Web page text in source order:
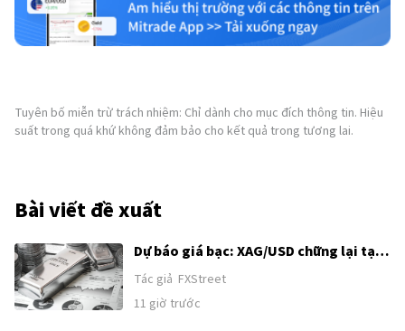
Tuyên bố miễn trừ trách nhiệm: Chỉ dành cho mục đích thông tin. Hiệu
suất trong quá khứ không đảm bảo cho kết quả trong tương lai.
Bài viết đề xuất
Dự báo giá bạc: XAG/USD chững lại tại
62,00$ sau đà tăng kéo dài hai ngày
Tác giả FXStreet
11 giờ trước